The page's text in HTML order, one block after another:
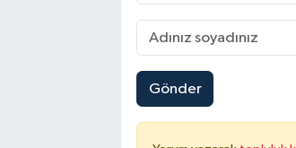
Gönder